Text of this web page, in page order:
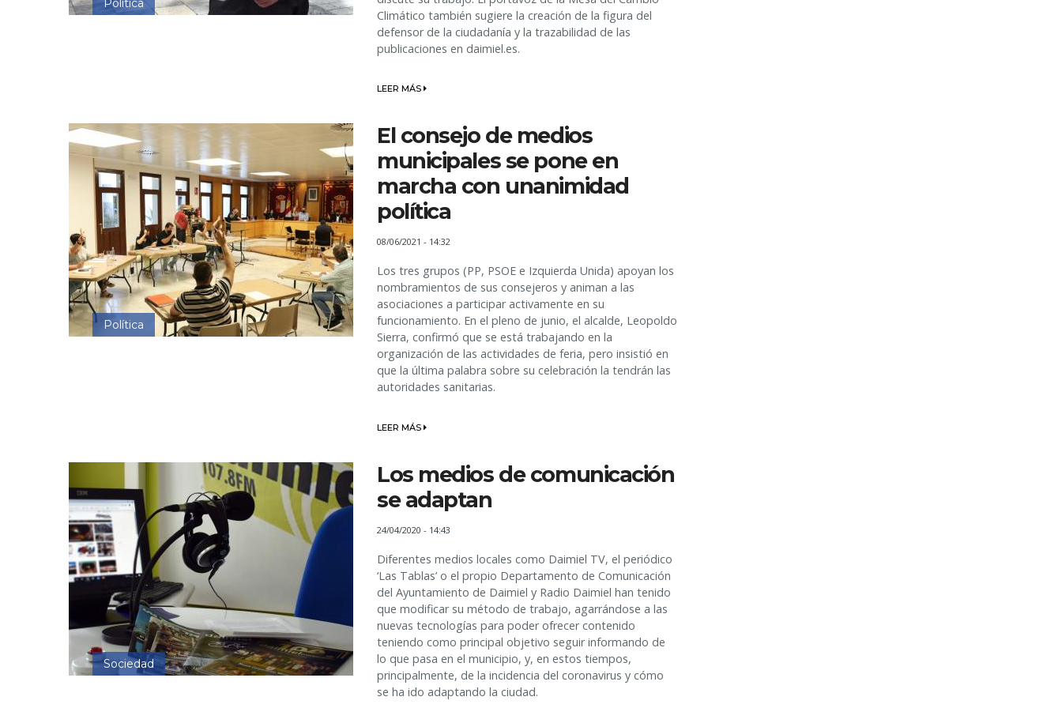
Política
Climático también sugiere la creación de la figura del
defensor de la ciudadanía y la trazabilidad de las
publicaciones en daimiel.es.
LEER MÁS
Política
El consejo de medios
municipales se pone en
marcha con unanimidad
política
08/06/2021 - 14:32
Los tres grupos (PP, PSOE e Izquierda Unida) apoyan los
nombramientos de sus consejeros y animan a las
asociaciones a participar activamente en su
funcionamiento. En el pleno de junio, el alcalde, Leopoldo
Sierra, confirmó que se está trabajando en la
organización de las actividades de feria, pero insistió en
que la última palabra sobre su celebración la tendrán las
autoridades sanitarias.
LEER MÁS
Sociedad
Los medios de comunicación
se adaptan
24/04/2020 - 14:43
​​​​​​​Diferentes medios locales como Daimiel TV, el periódico
‘Las Tablas’ o el propio Departamento de Comunicación
del Ayuntamiento de Daimiel y Radio Daimiel han tenido
que modificar su método de trabajo, agarrándose a las
nuevas tecnologías para poder ofrecer contenido
teniendo como principal objetivo seguir informando de
lo que pasa en el municipio, y, en estos tiempos,
principalmente, de la incidencia del coronavirus y cómo
se ha ido adaptando la ciudad.